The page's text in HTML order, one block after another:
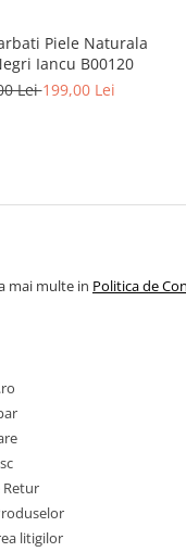
Piele Naturala
Iancu B00120
Lei199,00 Lei
mai multe in Politica de
Retur
litigilor